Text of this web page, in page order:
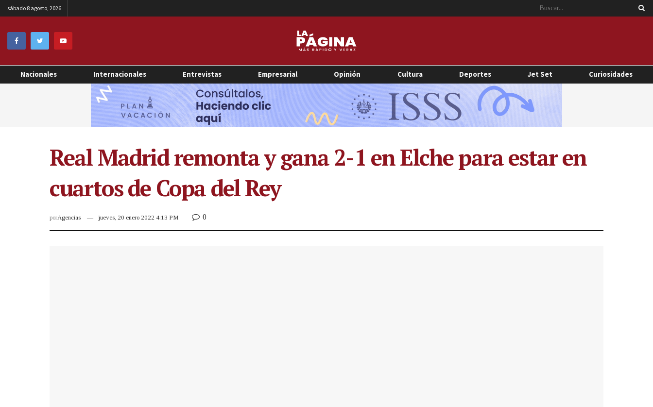
sábado 8 agosto, 2026
Nacionales Internacionales Entrevistas Empresarial Opinión Cultura Deportes Jet Set Curiosidades
Real Madrid remonta y gana 2-1 en Elche para estar en
cuartos de Copa del Rey
porAgencias jueves, 20 enero 2022 4:13 PM 0